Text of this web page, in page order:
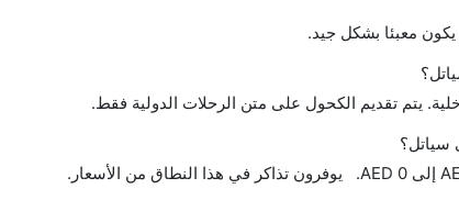
معبئا بشكل جيد.
يتم تقديم الكحول على متن الرحلات الدولية فقط.
سياتل؟